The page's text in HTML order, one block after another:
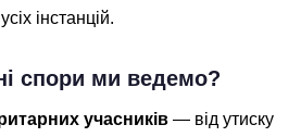
інстанцій.
спори ми ведемо?
учасників — від утиску